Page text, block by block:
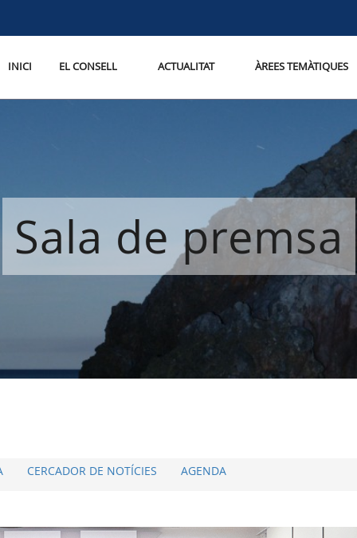
INICI EL CONSELL ACTUALITAT ÀREES TEMÀTIQUES
Sala de premsa
CERCADOR DE NOTÍCIES AGENDA